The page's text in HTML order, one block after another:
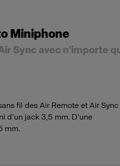
Miniphone
Sync avec n’importe
fil des Air Remote et Air Sync
d’un jack 3,5 mm. D’une
mm.